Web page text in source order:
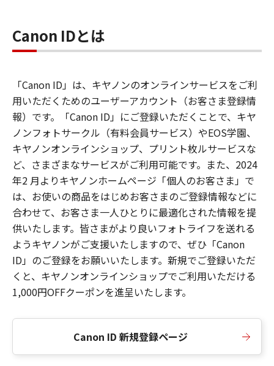
Canon IDとは
「Canon ID」は、キヤノンのオンラインサービスをご利
用いただくためのユーザーアカウント（お客さま登録情
報）です。「Canon ID」にご登録いただくことで、キヤ
ノンフォトサークル（有料会員サービス）やEOS学園、
キヤノンオンラインショップ、プリント枚ルサービスな
ど、さまざまなサービスがご利用可能です。また、2024
年2 月よりキヤノンホームページ「個人のお客さま」で
は、お使いの商品をはじめお客さまのご登録情報などに
合わせて、お客さま一人ひとりに最適化された情報を提
供いたします。皆さまがより良いフォトライフを送れる
ようキヤノンがご支援いたしますので、ぜひ「Canon
ID」のご登録をお願いいたします。新規でご登録いただ
くと、キヤノンオンラインショップでご利用いただける
1,000円OFFクーポンを進呈いたします。
Canon ID 新規登録ページ